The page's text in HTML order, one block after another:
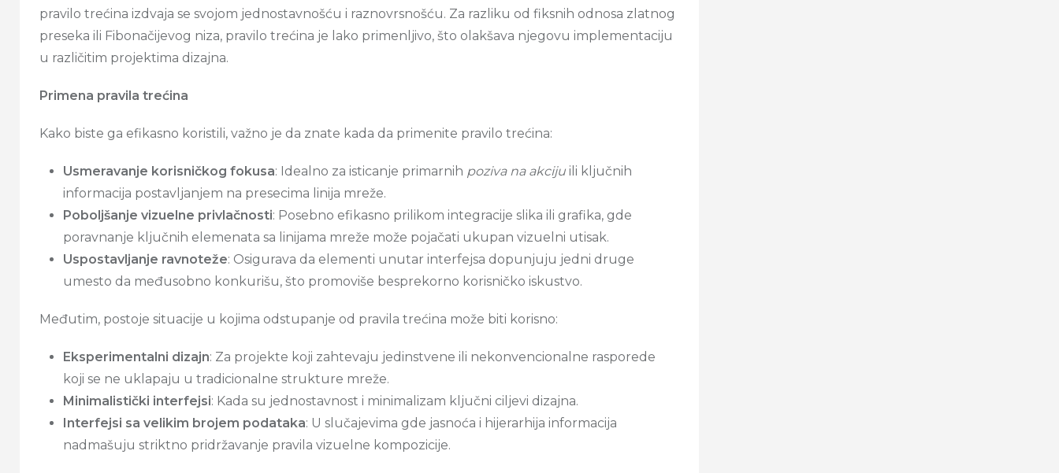
pravilo trećina izdvaja se svojom jednostavnošću i raznovrsnošću. Za razliku od fiksnih odnosa zlatnog
preseka ili Fibonačijevog niza, pravilo trećina je lako primenljivo, što olakšava njegovu implementaciju
u različitim projektima dizajna.
Primena pravila trećina
Kako biste ga efikasno koristili, važno je da znate kada da primenite pravilo trećina:
Usmeravanje korisničkog fokusa: Idealno za isticanje primarnih poziva na akciju ili ključnih
informacija postavljanjem na presecima linija mreže.
Poboljšanje vizuelne privlačnosti: Posebno efikasno prilikom integracije slika ili grafika, gde
poravnanje ključnih elemenata sa linijama mreže može pojačati ukupan vizuelni utisak.
Uspostavljanje ravnoteže: Osigurava da elementi unutar interfejsa dopunjuju jedni druge
umesto da međusobno konkurišu, što promoviše besprekorno korisničko iskustvo.
Međutim, postoje situacije u kojima odstupanje od pravila trećina može biti korisno:
Eksperimentalni dizajn: Za projekte koji zahtevaju jedinstvene ili nekonvencionalne rasporede
koji se ne uklapaju u tradicionalne strukture mreže.
Minimalistički interfejsi: Kada su jednostavnost i minimalizam ključni ciljevi dizajna.
Interfejsi sa velikim brojem podataka: U slučajevima gde jasnoća i hijerarhija informacija
nadmašuju striktno pridržavanje pravila vizuelne kompozicije.